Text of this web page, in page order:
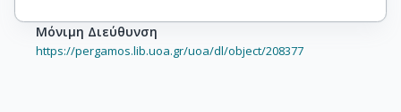
Μόνιμη Διεύθυνση
https://pergamos.lib.uoa.gr/uoa/dl/object/208377